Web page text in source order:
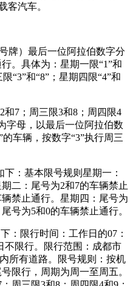
客汽车。
牌）最后一位阿拉伯数字分
。具体为：星期一限“1”和
“3”和“8”；星期四限“4”和
和7；周三限3和8；周四限4
字母，以最后一位阿拉伯数
车辆，按数字“3”执行周三
下：基本限号规则星期一：
二：尾号为2和7的车辆禁止
禁止通行。星期四：尾号为
号为5和0的车辆禁止通行。
：限行时间：工作日的07：
不限行。限行范围：成都市
所有道路。限号规则：按机
限行，周期为周一至周五。